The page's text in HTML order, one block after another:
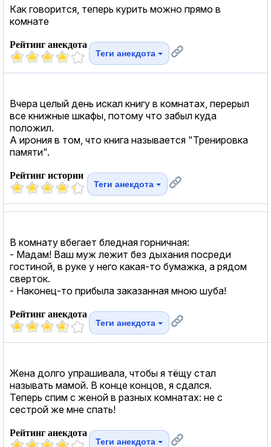
Как говорится, теперь курить можно прямо в
комнате
Рейтинг анекдота
Теги анекдота
Вчера целый день искал книгу в комнатах, перерыл
все книжные шкафы, потому что забыл куда
положил.
А ирония в том, что книга называется "Тренировка
памяти".
Рейтинг истории
Теги анекдота
В комнату вбегает бледная горничная:
- Мадам! Ваш муж лежит без дыхания посреди
гостиной, в руке у него какая-то бумажка, а рядом
сверток.
- Наконец-то прибыла заказанная мною шуба!
Рейтинг анекдота
Теги анекдота
Жена долго упрашивала, чтобы я тёщу стал
называть мамой. В конце концов, я сдался.
Теперь спим с женой в разных комнатах: не с
сестрой же мне спать!
Рейтинг анекдота
Теги анекдота